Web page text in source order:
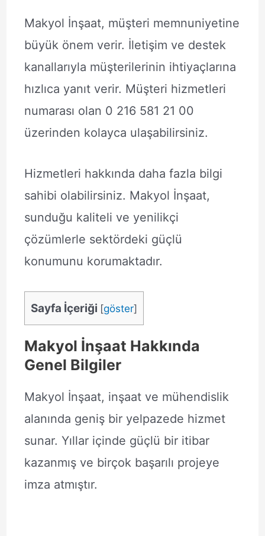
Makyol İnşaat, müşteri memnuniyetine
büyük önem verir. İletişim ve destek
kanallarıyla müşterilerinin ihtiyaçlarına
hızlıca yanıt verir. Müşteri hizmetleri
numarası olan 0 216 581 21 00
üzerinden kolayca ulaşabilirsiniz.
Hizmetleri hakkında daha fazla bilgi
sahibi olabilirsiniz. Makyol İnşaat,
sunduğu kaliteli ve yenilikçi
çözümlerle sektördeki güçlü
konumunu korumaktadır.
Sayfa İçeriği [göster]
Makyol İnşaat Hakkında
Genel Bilgiler
Makyol İnşaat, inşaat ve mühendislik
alanında geniş bir yelpazede hizmet
sunar. Yıllar içinde güçlü bir itibar
kazanmış ve birçok başarılı projeye
imza atmıştır.